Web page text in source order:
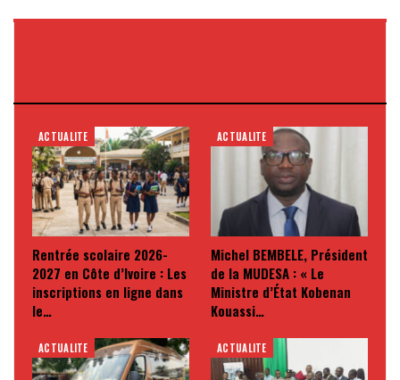
ACTUALITE
Rentrée scolaire 2026-
2027 en Côte d’Ivoire : Les
inscriptions en ligne dans
le…
ACTUALITE
Michel BEMBELE, Président
de la MUDESA : « Le
Ministre d’État Kobenan
Kouassi…
ACTUALITE ACTUALITE